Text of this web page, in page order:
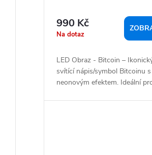
990 Kč
Na dotaz
LED Obraz - Bitcoin –
svítící nápis/symbol Bitcoinu s
neonovým efektem. Ideální